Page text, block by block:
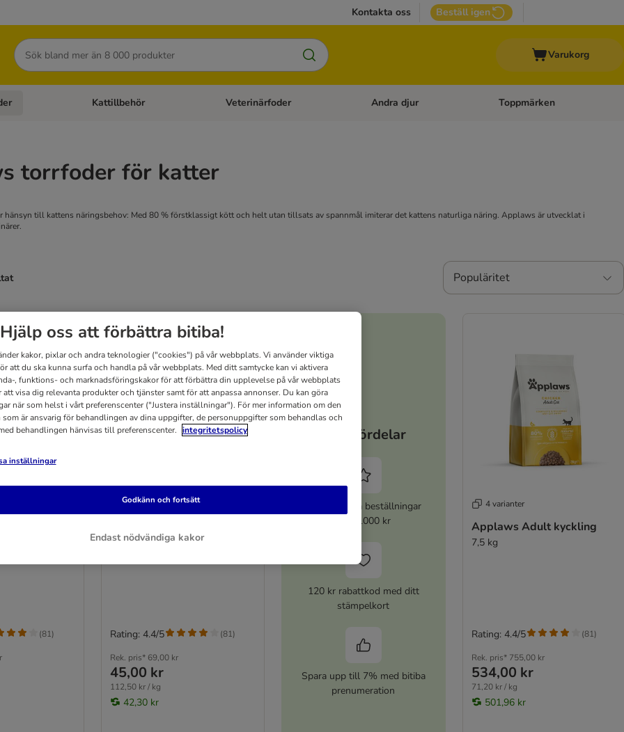
Kontakta oss Beställ igen
Sök
Varukorg
menu: HundtillbehörOpen category menu: Kattfoder
Kattillbehör Open category menu: Kattillbehör
Veterinärfoder Open category menu: Veterinärfoder
Andra djur Open category menu: Andra
Toppmärken
torrfoder för katter
hänsyn till kattens näringsbehov: Med 80 % förstklassigt kött och helt utan tillsats av spannmål imiterar det kattens naturliga näring. Applaws är utvecklat i
Populäritet
kyckling
(81)
4 varianter
400 g
Rek. pris* 69,00 kr
45,00 kr
112,50 kr / kg
42,30 kr
Rating: 4.4/5 (81)
Dina fördelar
5% rabatt på beställningar
över 1000 kr
120 kr rabattkod med ditt
stämpelkort
Spara upp till 7% med bitiba
prenumeration
4 varianter
Applaws Adult kyckling
7,5 kg
Rek. pris* 755,00 kr
534,00 kr
71,20 kr / kg
501,96 kr
Rating: 4.4/5 (81)
Hjälp oss att förbättra bitiba!
kakor, pixlar och andra teknologier ("cookies") på vår webbplats. Vi använder viktiga
att du ska kunna surfa och handla på vår webbplats. Med ditt samtycke kan vi aktivera
, funktions- och marknadsföringskakor för att förbättra din upplevelse på vår webbplats
att visa dig relevanta produkter och tjänster samt för att anpassa annonser. Du kan göra
när som helst i vårt preferenscenter ("Justera inställningar"). För mer information om den
som är ansvarig för behandlingen av dina uppgifter, de personuppgifter som behandlas och
behandlingen hänvisas till preferenscenter. integritetspolicy
inställningar
Endast nödvändiga kakor
Godkänn och fortsätt